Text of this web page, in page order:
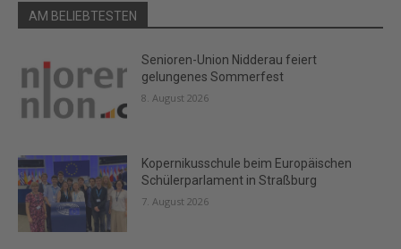
AM BELIEBTESTEN
Senioren-Union Nidderau feiert
gelungenes Sommerfest
8. August 2026
Kopernikusschule beim Europäischen
Schülerparlament in Straßburg
7. August 2026